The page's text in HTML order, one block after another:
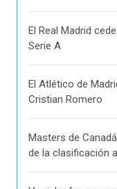
El Real Madrid
Serie A
El Atlético de
Cristian Romero
Masters de
de la clasificación